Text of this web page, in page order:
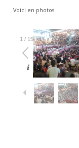
Voici en photos.
1 / 15